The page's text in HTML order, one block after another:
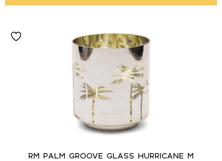
RM PALM GROOVE GLASS HURRICANE M